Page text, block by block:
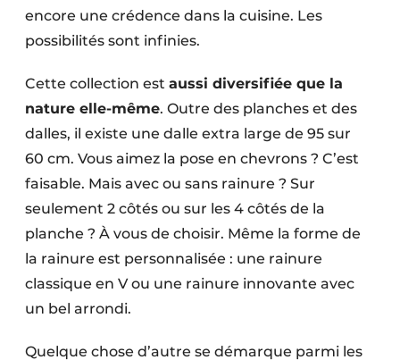
encore une crédence dans la cuisine. Les
possibilités sont infinies.
Cette collection est aussi diversifiée que la
nature elle-même. Outre des planches et des
dalles, il existe une dalle extra large de 95 sur
60 cm. Vous aimez la pose en chevrons ? C’est
faisable. Mais avec ou sans rainure ? Sur
seulement 2 côtés ou sur les 4 côtés de la
planche ? À vous de choisir. Même la forme de
la rainure est personnalisée : une rainure
classique en V ou une rainure innovante avec
un bel arrondi.
Quelque chose d’autre se démarque parmi les